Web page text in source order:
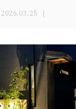
2026.03.25